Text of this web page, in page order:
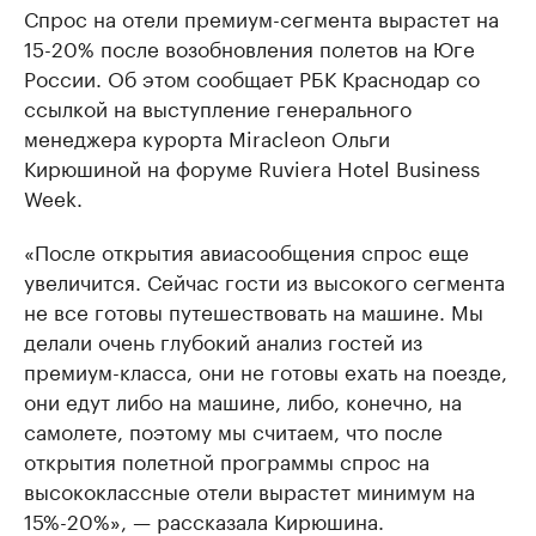
Спрос на отели премиум-сегмента вырастет на
15-20% после возобновления полетов на Юге
России. Об этом сообщает РБК Краснодар со
ссылкой на выступление генерального
менеджера курорта Miracleon Ольги
Кирюшиной на форуме Ruviera Hotel Business
Week.
«После открытия авиасообщения спрос еще
увеличится. Сейчас гости из высокого сегмента
не все готовы путешествовать на машине. Мы
делали очень глубокий анализ гостей из
премиум-класса, они не готовы ехать на поезде,
они едут либо на машине, либо, конечно, на
самолете, поэтому мы считаем, что после
открытия полетной программы спрос на
высококлассные отели вырастет минимум на
15%-20%», — рассказала Кирюшина.